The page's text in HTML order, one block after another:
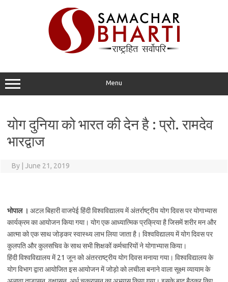
Menu
योग दुनिया को भारत की देन है : प्रो. रामदेव
भारद्वाज
By June 21, 2019
भोपाल । अटल बिहारी वाजपेई हिंदी विश्वविद्यालय में अंतर्राष्ट्रीय योग दिवस पर योगाभ्यास
कार्यक्रम का आयोजन किया गया। योग एक आध्यात्मिक प्रक्रिया है जिसमें शरीर मन और
आत्मा को एक साथ जोड़कर स्वास्थ्य लाभ लिया जाता है। विश्वविद्यालय में योग दिवस पर
कुलपति और कुलसचिव के साथ सभी शिक्षकों कर्मचारियों ने योगाभ्यास किया।
हिंदी विश्वविद्यालय में 21 जून को अंतरराष्ट्रीय योग दिवस मनाया गया। विश्वविद्यालय के
योग विभाग द्वारा आयोजित इस आयोजन में जोड़ो को लचीला बनाने वाला सूक्ष्म व्यायाम के